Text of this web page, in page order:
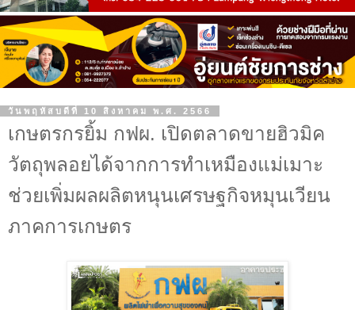
วันพฤหัสบดีที่ 10 สิงหาคม พ.ศ. 2566
เกษตรกรยิ้ม กฟผ. เปิดตลาดขายฮิวมิค
วัตถุพลอยได้จากการทำเหมืองแม่เมาะ
ช่วยเพิ่มผลผลิตหนุนเศรษฐกิจหมุนเวียน
ภาคการเกษตร